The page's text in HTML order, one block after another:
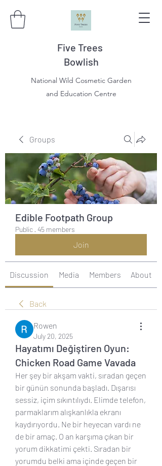
Five Trees
Bowlish
National Wild Cosmetic Garden
and Education Centre
Groups
Edible Footpath Group
Public · 45 members
Join
Discussion Media Members About
Back
Rowen
July 20, 2025
Hayatımı Değiştiren Oyun:
Chicken Road Game Vavada
Her şey bir akşam vakti, sıradan geçen
bir günün sonunda başladı. Dışarısı
sessiz, içim sıkıntılıydı. Elimde telefon,
parmaklarım alışkanlıkla ekranı
kaydırıyordu. Ne bir heyecan vardı ne
de bir amaç. O an karşıma çıkan bir
yorum dikkatimi çekti. Sıradan bir
yorumdu belki ama içinde geçen bir